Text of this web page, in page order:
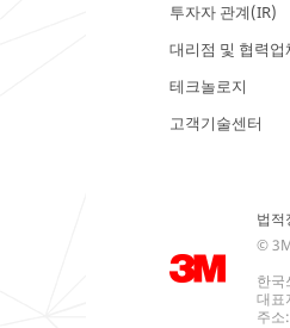
투자자 관계(IR)
대리점 및 협력업
테크놀로지
고객기술센터
법적
©
한국
대표
주